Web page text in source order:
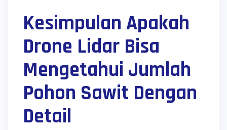
Kesimpulan Apakah
Drone Lidar Bisa
Mengetahui Jumlah
Pohon Sawit Dengan
Detail